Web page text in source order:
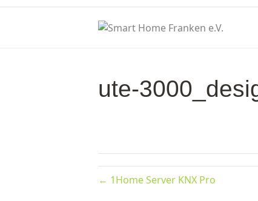
ute-
← 1Home Server KNX Pro